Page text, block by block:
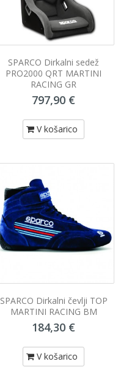
SPARCO Dirkalni sedež
PRO2000 QRT MARTINI
RACING GR
797,90 €
V košarico
SPARCO Dirkalni čevlji TOP
MARTINI RACING BM
184,30 €
V košarico